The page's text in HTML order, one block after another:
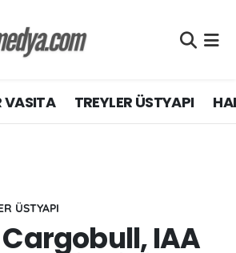
VASITA TREYLER ÜSTYAPI
ÜSTYAPI
IAA
Durumu ve Fikstür